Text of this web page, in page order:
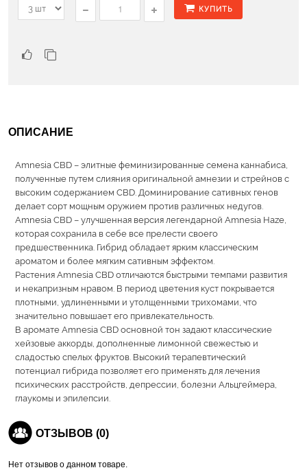
КУПИТЬ
ОПИСАНИЕ
Amnesia CBD – элитные феминизированные семена каннабиса,
полученные путем слияния оригинальной амнезии и стрейнов с
высоким содержанием CBD. Доминирование сативных генов
делает сорт мощным оружием против различных недугов.
Amnesia CBD – улучшенная версия легендарной Amnesia Haze,
которая сохранила в себе все прелести своего
предшественника. Гибрид обладает ярким классическим
ароматом и более мягким сативным эффектом.
Растения Amnesia CBD отличаются быстрыми темпами развития
и некапризным нравом. В период цветения куст покрывается
плотными, удлиненными и утолщенными трихомами, что
значительно повышает его привлекательность.
В аромате Amnesia CBD основной тон задают классические
хейзовые аккорды, дополненные лимонной свежестью и
сладостью спелых фруктов. Высокий терапевтический
потенциал гибрида позволяет его применять для лечения
психических расстройств, депрессии, болезни Альцгеймера,
глаукомы и эпилепсии.
ОТЗЫВОВ (0)
Нет отзывов о данном товаре.